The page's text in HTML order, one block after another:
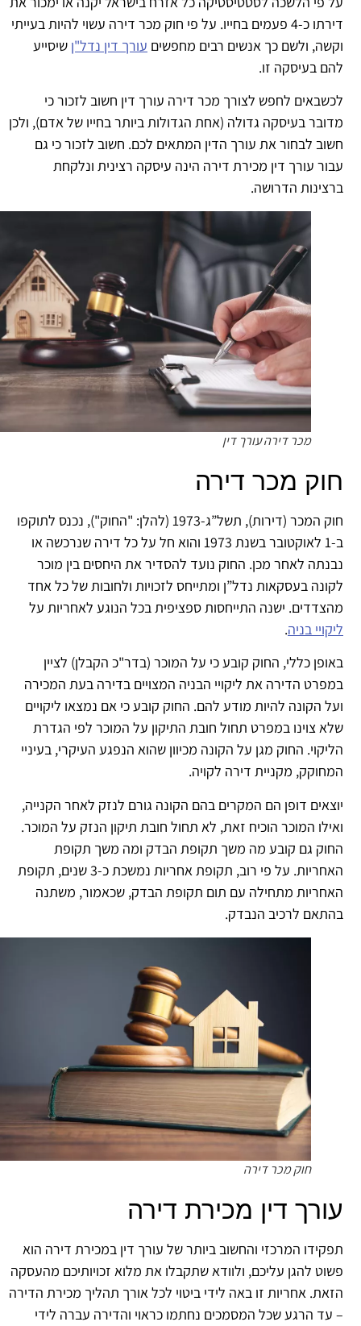
דירתו כ-4 פעמים בחייו. על פי חוק מכר דירה עשוי להיות בעייתי
ולשם כך אנשים רבים מחפשיםעורך דין נדל"ןשיסייע
בעיסקה זו.
לחפש לצורך מכר דירה עורך דין חשוב לזכור כי
בעיסקה גדולה (אחת הגדולות ביותר בחייו של אדם), ולכן
לבחור את עורך הדין המתאים לכם. חשוב לזכור כי גם
עורך דין מכירת דירה הינה עיסקה רצינית ונלקחת
הדרושה.
מכר דירה עורך דין
מכר דירה
חוק המכר (דירות), תשל”ג-1973 (להלן: "החוק"), נכנס לתוקפו
ב-1 לאוקטובר בשנת 1973 והוא חל על כל דירה שנרכשה או
לאחר מכן. החוק נועד להסדיר את היחסים בין מוכר
בעסקאות נדל”ן ומתייחס לזכויות ולחובות של כל אחד
ישנה התייחסות ספציפית בכל הנוגע לאחריות על
בניה .
כללי, החוק קובע כי על המוכר (בדר"כ הקבלן) לציין
הדירה את ליקויי הבניה המצויים בדירה בעת המכירה
הקונה להיות מודע להם. החוק קובע כי אם נמצאו ליקויים
צוינו במפרט תחול חובת התיקון על המוכר לפי הגדרת
החוק מגן על הקונה מכיוון שהוא הנפגע העיקרי, בעיניי
מקניית דירה לקויה.
דופן הם המקרים בהם הקונה גורם לנזק לאחר הקנייה,
המוכר הוכיח זאת, לא תחול חובת תיקון הנזק על המוכר.
גם קובע מה משך תקופת הבדק ומה משך תקופת
האחריות. על פי רוב, תקופת אחריות נמשכת כ-3 שנים, תקופת
מתחילה עם תום תקופת הבדק, שכאמור, משתנה
לרכיב הנבדק.
חוק מכר דירה
דין מכירת דירה
המרכזי והחשוב ביותר של עורך דין במכירת דירה הוא
להגן עליכם, ולוודא שתקבלו את מלוא זכויותיכם מהעסקה
אחריות זו באה לידי ביטוי לכל אורך תהליך מכירת הדירה
עד הרגע שכל המסמכים נחתמו כראוי והדירה עברה לידי